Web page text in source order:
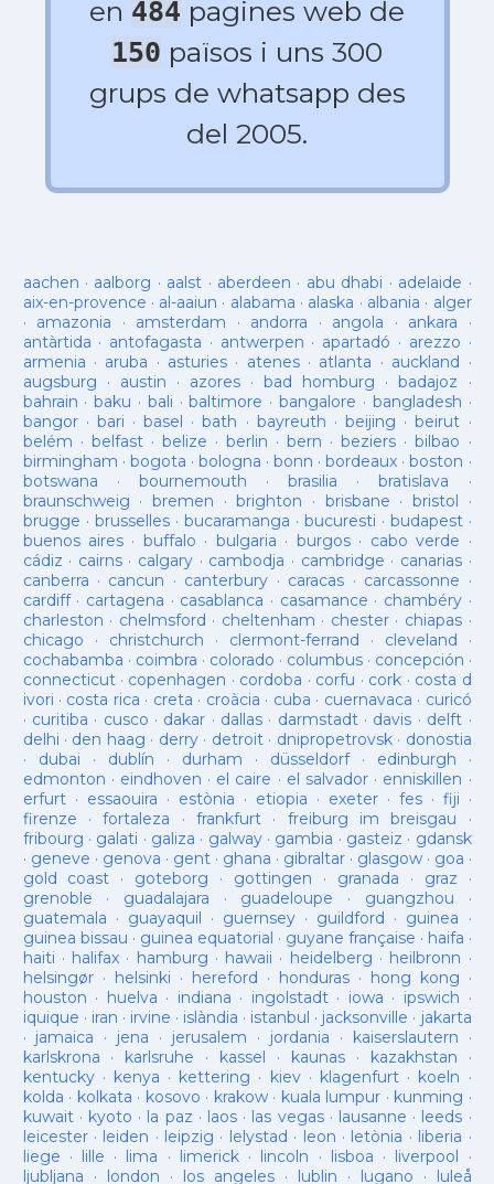
en 484 pagines web de
150 països i uns 300
grups de whatsapp des
del 2005.
aachen · aalborg · aalst · aberdeen · abu dhabi · adelaide ·
aix-en-provence · al-aaiun · alabama · alaska · albania · alger
· amazonia · amsterdam · andorra · angola · ankara ·
antàrtida · antofagasta · antwerpen · apartadó · arezzo ·
armenia · aruba · asturies· atenes· atlanta · auckland ·
augsburg · austin · azores·bad homburg ·badajoz ·
bahrain ·baku · bali ·baltimore ·bangalore · bangladesh ·
bangor· bari ·basel ·bath · bayreuth ·beijing ·beirut ·
belém · belfast· belize · berlin ·bern ·beziers ·bilbao ·
birmingham · bogota · bologna ·bonn ·bordeaux ·boston ·
botswana · bournemouth ·brasilia ·bratislava ·
braunschweig · bremen ·brighton · brisbane · bristol ·
brugge · brusselles· bucaramanga · bucuresti · budapest·
buenos aires· buffalo · bulgaria · burgos· cabo verde ·
cádiz · cairns· calgary · cambodja · cambridge · canarias·
canberra · cancun · canterbury · caracas · carcassonne ·
cardiff· cartagena · casablanca · casamance · chambéry·
charleston · chelmsford · cheltenham · chester· chiapas ·
chicago · christchurch · clermont-ferrand · cleveland ·
cochabamba · coimbra · colorado · columbus· concepción ·
connecticut· copenhagen · cordoba · corfu · cork · costa d
ivori · costa rica · creta · croàcia · cuba · cuernavaca · curicó
· curitiba · cusco · dakar · dallas · darmstadt· davis · delft ·
delhi · den haag · derry· detroit· dnipropetrovsk· donostia
· dubai · dublín · durham · düsseldorf· edinburgh ·
edmonton · eindhoven · el caire · el salvador · enniskillen ·
erfurt· essaouira · estònia · etiopia · exeter· fes· fiji ·
firenze ·fortaleza · frankfurt· freiburg im breisgau ·
fribourg · galati · galiza · galway· gambia · gasteiz · gdansk
· geneve · genova · gent· ghana · gibraltar· glasgow· goa ·
gold coast · goteborg · gottingen · granada · graz ·
grenoble · guadalajara · guadeloupe · guangzhou ·
guatemala · guayaquil · guernsey· guildford · guinea ·
guinea bissau · guinea equatorial · guyane française · haifa ·
haiti · halifax · hamburg · hawaii · heidelberg · heilbronn ·
helsingør· helsinki · hereford · honduras· hong kong ·
houston · huelva · indiana · ingolstadt· iowa · ipswich ·
iquique · iran · irvine · islàndia · istanbul · jacksonville · jakarta
· jamaica · jena · jerusalem · jordania · kaiserslautern ·
karlskrona · karlsruhe · kassel · kaunas· kazakhstan ·
kentucky· kenya · kettering · kiev· klagenfurt · koeln ·
kolda · kolkata · kosovo · krakow· kuala lumpur · kunming ·
kuwait· kyoto · la paz · laos· las vegas· lausanne · leeds ·
leicester· leiden · leipzig · lelystad · leon · letònia · liberia ·
liege · lille · lima · limerick· lincoln · lisboa · liverpool ·
ljubljana · london · los angeles· lublin · lugano · luleå